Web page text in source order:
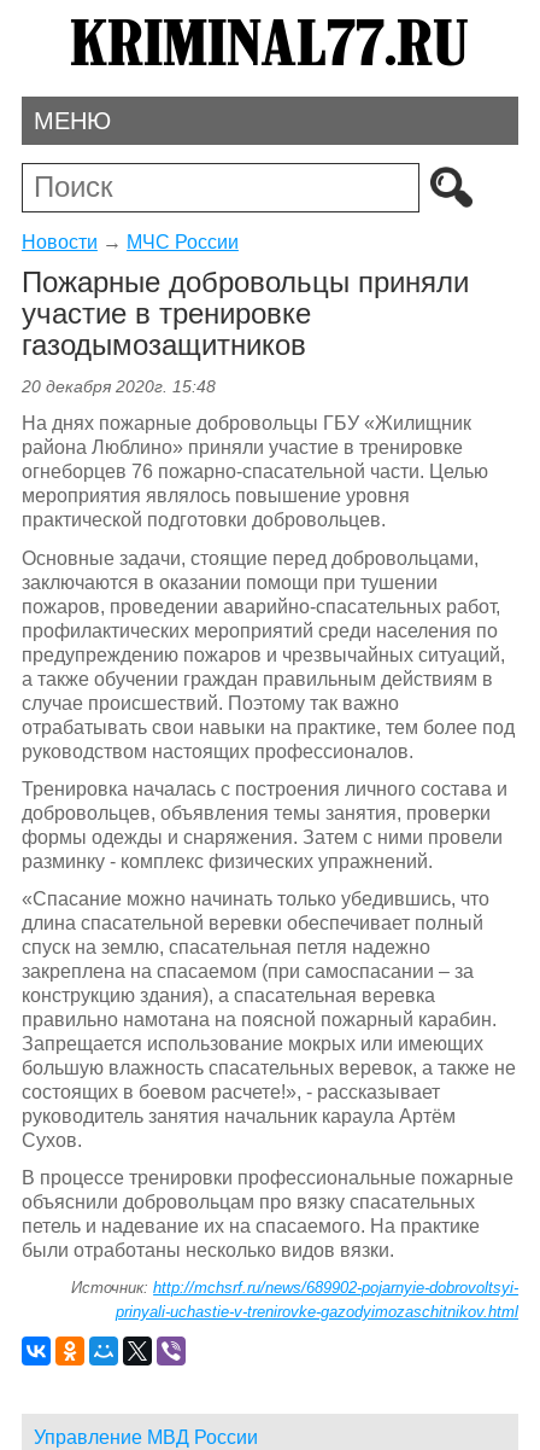
МЕНЮ
Новости → МЧС России
Пожарные добровольцы приняли
участие в тренировке
газодымозащитников
20 декабря 2020г. 15:48
На днях пожарные добровольцы ГБУ «Жилищник
района Люблино» приняли участие в тренировке
огнеборцев 76 пожарно-спасательной части. Целью
мероприятия являлось повышение уровня
практической подготовки добровольцев.
Основные задачи, стоящие перед добровольцами,
заключаются в оказании помощи при тушении
пожаров, проведении аварийно-спасательных работ,
профилактических мероприятий среди населения по
предупреждению пожаров и чрезвычайных ситуаций,
а также обучении граждан правильным действиям в
случае происшествий. Поэтому так важно
отрабатывать свои навыки на практике, тем более под
руководством настоящих профессионалов.
Тренировка началась с построения личного состава и
добровольцев, объявления темы занятия, проверки
формы одежды и снаряжения. Затем с ними провели
разминку - комплекс физических упражнений.
«Спасание можно начинать только убедившись, что
длина спасательной веревки обеспечивает полный
спуск на землю, спасательная петля надежно
закреплена на спасаемом (при самоспасании – за
конструкцию здания), а спасательная веревка
правильно намотана на поясной пожарный карабин.
Запрещается использование мокрых или имеющих
большую влажность спасательных веревок, а также не
состоящих в боевом расчете!», - рассказывает
руководитель занятия начальник караула Артём
Сухов.
В процессе тренировки профессиональные пожарные
объяснили добровольцам про вязку спасательных
петель и надевание их на спасаемого. На практике
были отработаны несколько видов вязки.
Источник:http://mchsrf.ru/news/689902-pojarnyie-dobrovoltsyi-
prinyali-uchastie-v-trenirovke-gazodyimozaschitnikov.html
Управление МВД России